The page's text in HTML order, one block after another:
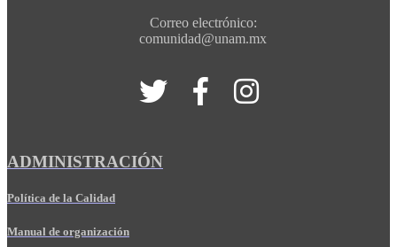
Correo electrónico:
comunidad@unam.mx
ADMINISTRACIÓN
Política de la Calidad
Manual de organización